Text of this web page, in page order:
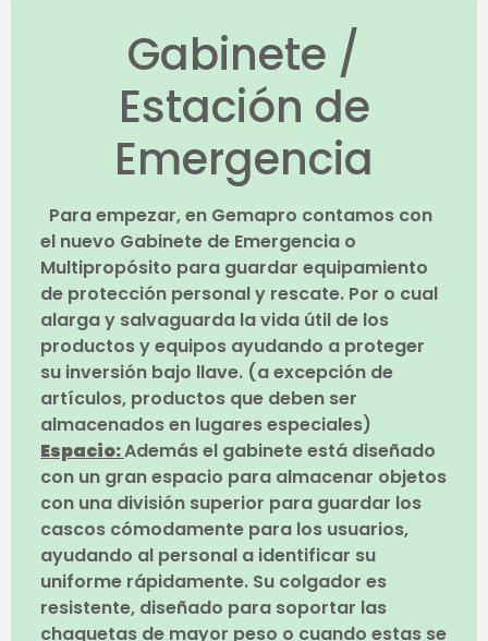
Gabinete /
Estación de
Emergencia
Para empezar, en Gemapro contamos con
el nuevo Gabinete de Emergencia o
Multipropósito para guardar equipamiento
de protección personal y rescate. Por o cual
alarga y salvaguarda la vida útil de los
productos y equipos ayudando a proteger
su inversión bajo llave. (a excepción de
artículos, productos que deben ser
almacenados en lugares especiales)
Espacio:Además el gabinete está diseñado
con un gran espacio para almacenar objetos
con una división superior para guardar los
cascos cómodamente para los usuarios,
ayudando al personal a identificar su
uniforme rápidamente. Su colgador es
resistente, diseñado para soportar las
chaquetas de mayor peso o cuando estas se